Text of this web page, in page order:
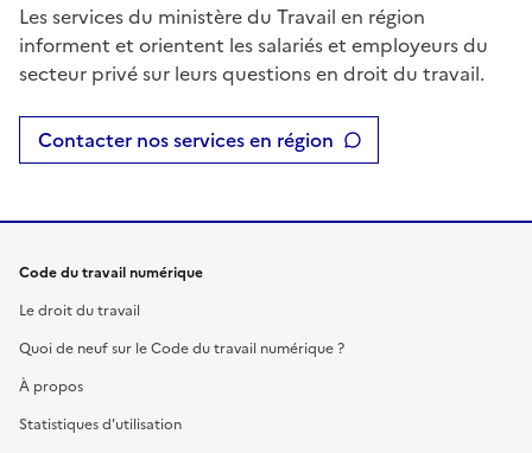
Les services du ministère du Travail en région
informent et orientent les salariés et employeurs du
secteur privé sur leurs questions en droit du travail.
Contacter nos services en région
Code du travail numérique
Le droit du travail
Quoi de neuf sur le Code du travail numérique ?
À propos
Statistiques d'utilisation